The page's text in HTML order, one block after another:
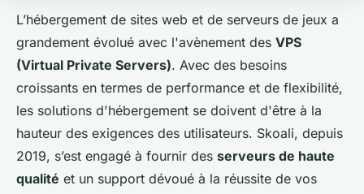
L’hébergement de sites web et de serveurs de jeux a
grandement évolué avec l'avènement des VPS
(Virtual Private Servers). Avec des besoins
croissants en termes de performance et de flexibilité,
les solutions d'hébergement se doivent d'être à la
hauteur des exigences des utilisateurs. Skoali, depuis
2019, s’est engagé à fournir des serveurs de haute
qualité et un support dévoué à la réussite de vos